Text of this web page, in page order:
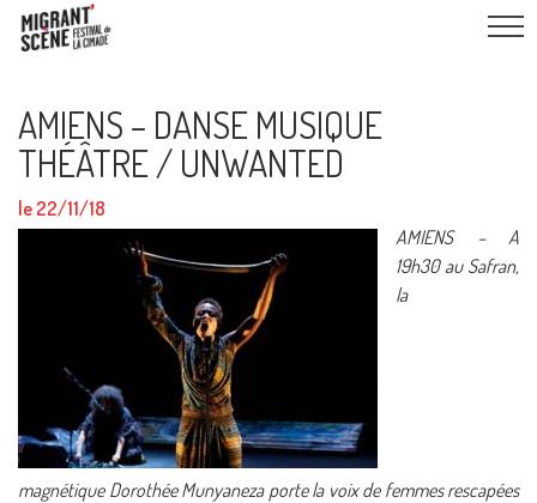
AMIENS – DANSE MUSIQUE
THÉÂTRE / UNWANTED
le 22/11/18
AMIENS – A
19h30 au Safran,
la
magnétique Dorothée Munyaneza porte la voix de femmes rescapées